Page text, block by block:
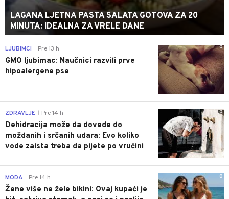
LAGANA LJETNA PASTA SALATA GOTOVA ZA 20
MINUTA: IDEALNA ZA VRELE DANE
0
LJUBIMCI Pre 13 h
GMO ljubimac: Naučnici razvili prve
hipoalergene pse
0
ZDRAVLJE Pre 14 h
Dehidracija može da dovede do
moždanih i srčanih udara: Evo koliko
vode zaista treba da pijete po vrućini
0
MODA Pre 14 h
Žene više ne žele bikini: Ovaj kupaći je